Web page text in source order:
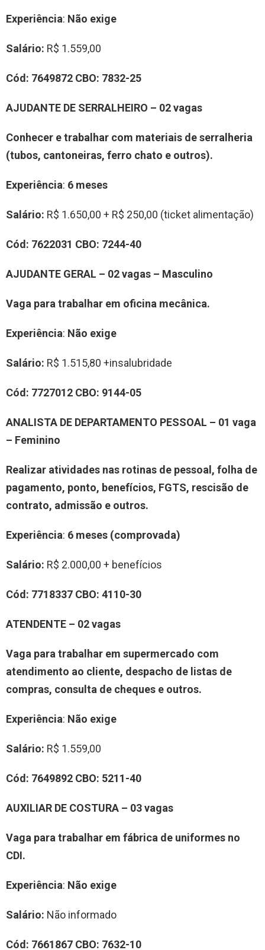
Experiência: Não exige
Salário: R$ 1.559,00
Cód: 7649872 CBO: 7832-25
AJUDANTE DE SERRALHEIRO – 02vagas
Conhecer e trabalhar com materiais de serralheria
(tubos, cantoneiras, ferro chato e outros).
Experiência: 6 meses
Salário: R$ 1.650,00 + R$ 250,00 (ticket alimentação)
Cód: 7622031 CBO: 7244-40
AJUDANTE GERAL – 02vagas – Masculino
Vaga para trabalhar em oficina mecânica.
Experiência: Não exige
Salário: R$ 1.515,80 +insalubridade
Cód: 7727012 CBO: 9144-05
ANALISTA DE DEPARTAMENTO PESSOAL – 01 vaga
– Feminino
Rea lizar atividades nas rotinas de pessoal, folha de
pagamento, ponto, benefícios, FGTS, rescisão de
contrato, admissão e outros.
Experiência: 6 meses (comprovada)
Salário: R$ 2.000,00 + benefícios
Cód: 7718337 CBO: 4110-30
ATENDENTE – 02vagas
Vaga para trabalhar em supermercado com
atendimento ao cliente, despacho de listas de
compras, consulta de cheques e outros.
Experiência: Não exige
Salário: R$ 1.559,00
Cód: 7649892 CBO: 5211-40
AUXILIAR DE COSTURA – 03vagas
Vaga para trabalhar em fábrica de uniformes no
CDI.
Experiência: Não exige
Salário: Não informado
Cód: 7661867 CBO: 7632-10